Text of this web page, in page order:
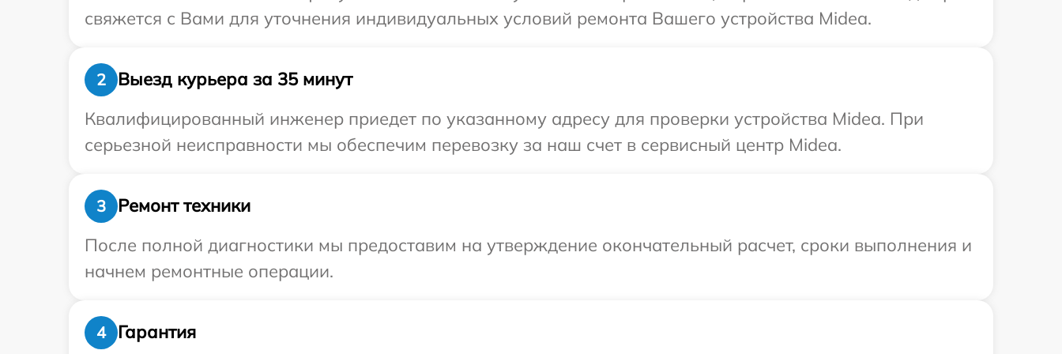
свяжется с Вами для уточнения индивидуальных условий ремонта Вашего устройства Midea.
2
Выезд курьера за 35 минут
Квалифицированный инженер приедет по указанному адресу для проверки устройства Midea. При
серьезной неисправности мы обеспечим перевозку за наш счет в сервисный центр Midea.
3
Ремонт техники
После полной диагностики мы предоставим на утверждение окончательный расчет, сроки выполнения и
начнем ремонтные операции.
4 Гарантия